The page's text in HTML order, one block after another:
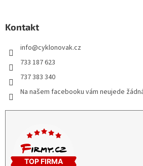
Kontakt
info@cyklonovak.cz
733 187 623
737 383 340
Na našem facebooku vám neujede